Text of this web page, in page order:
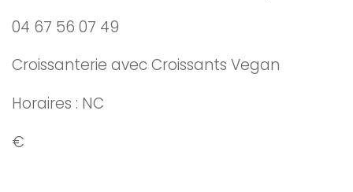
04 67 56 07 49
Croissanterie avec Croissants Vegan
Horaires : NC
€